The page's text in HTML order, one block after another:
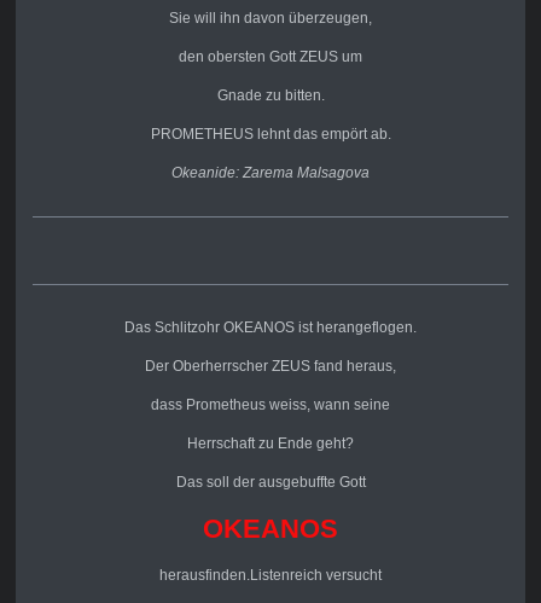
Sie will ihn davon überzeugen,
den obersten Gott ZEUS um
Gnade zu bitten.
PROMETHEUS lehnt das empört ab.
Okeanide: Zarema Malsagova
Das Schlitzohr OKEANOS ist herangeflogen.
Der Oberherrscher ZEUS fand heraus,
dass Prometheus weiss, wann seine
Herrschaft zu Ende geht?
Das soll der ausgebuffte Gott
OKEANOS
herausfinden.Listenreich versucht